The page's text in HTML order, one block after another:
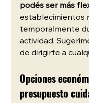
podés ser más
establecimientos
temporalmente
actividad.
de dirigirte a
Opciones
presupuesto